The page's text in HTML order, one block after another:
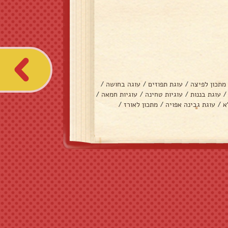
מתכון לפיצה / עוגת תפוזים / עוגה בחושה /
/ עוגת בננות / עוגיות טחינה / עוגיות חמאה /
/ עוגת גבינה אפויה / מתכון לאורז /